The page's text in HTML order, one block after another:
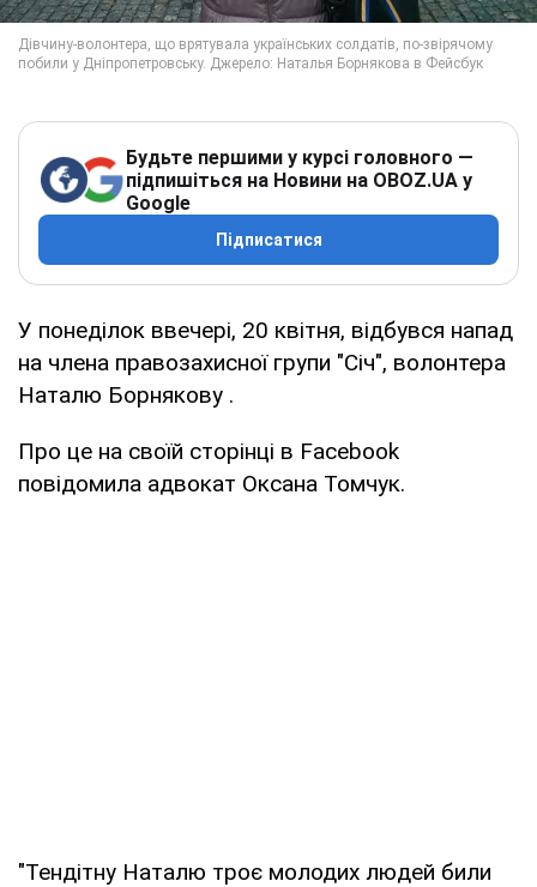
Будьте першими у курсі головного —
підпишіться на Новини на OBOZ.UA у
Google
Підписатися
У понеділок ввечері, 20 квітня, відбувся напад
на члена правозахисної групи "Січ", волонтера
Наталю Борнякову .
Про це на своїй сторінці в Facebook
повідомила адвокат Оксана Томчук.
"Тендітну Наталю троє молодих людей били